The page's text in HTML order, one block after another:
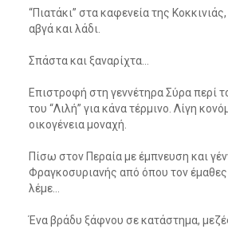
“Πιατάκι” στα καφενεία της
αβγά και λάδι.
Σπάστα και ξαναρίχτα…
Επιστροφή στη γεννέτηρα Σύρα περί
του “Λιλή” για κάνα τέρμινο. Λίγη
οικογένεια μοναχή.
Πίσω στον Περαία με έμπνευση και
Φραγκοσυριανής από όπου τον
λέμε…
Ένα βράδυ ξάφνου σε κατάστημα,